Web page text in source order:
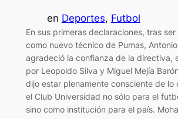
en Deportes, Futbol
En sus primeras declaraciones, tras
como nuevo técnico de Pumas,
agradeció la confianza de la directiva,
por Leopoldo Silva y Miguel Mejía
dijo estar plenamente consciente de lo
el Club Universidad no sólo para el
sino como institución para el país.